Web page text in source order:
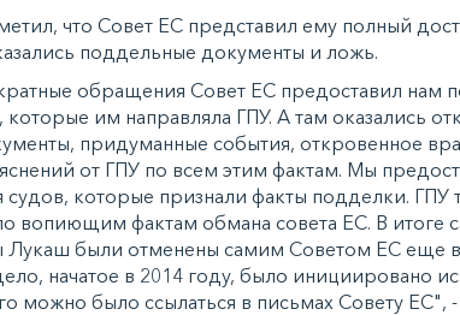
что Совет ЕС представил ему полный
поддельные документы и ложь.
обращения Совет ЕС предоставил нам
им направляла ГПУ. А там оказались
придуманные события, откровенное
от ГПУ по всем этим фактам. Мы
которые признали факты подделки. ГПУ
вопиющим фактам обмана совета ЕС. В итоге
были отменены самим Советом ЕС еще в
начатое в 2014 году, было инициировано
можно было ссылаться в письмах Совету